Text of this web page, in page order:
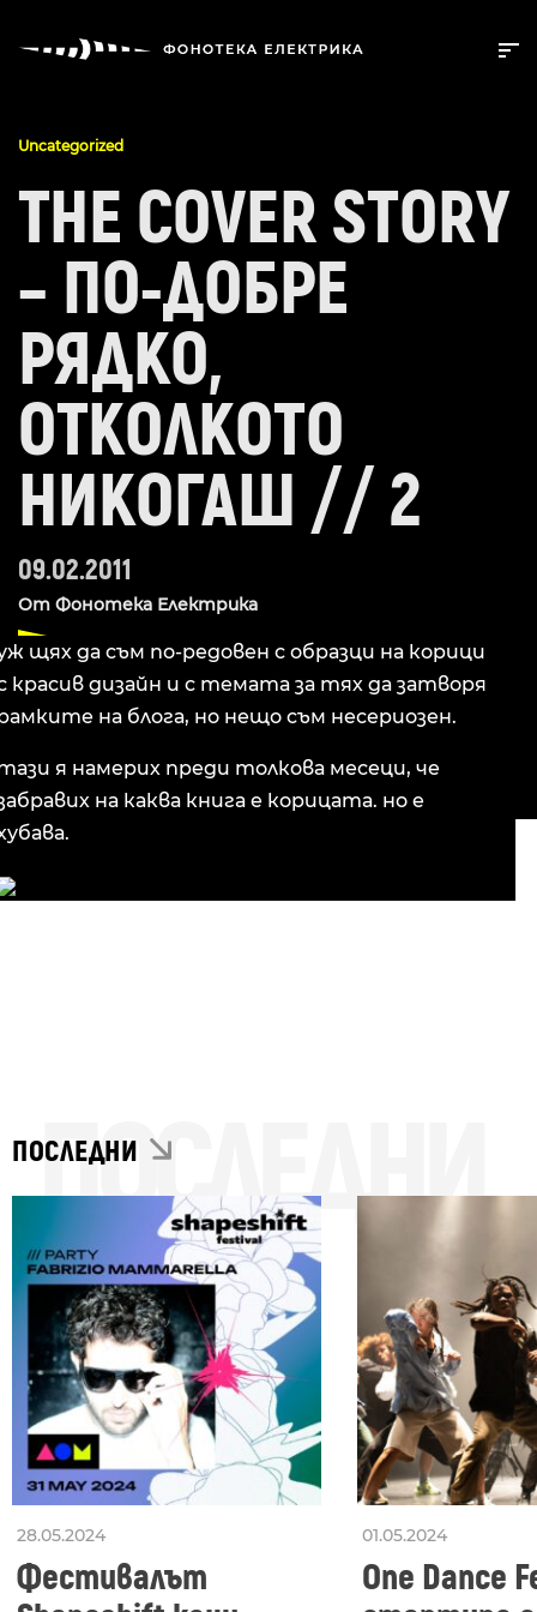
Uncategorized
THE COVER STORY
– ПО-ДОБРЕ
РЯДКО,
ОТКОЛКОТО
НИКОГАШ // 2
09.02.2011
От Фонотека Електрика
щях да съм по-редовен с образци на корици
красив дизайн и с темата за тях да затворя
на блога, но нещо съм несериозен.
я намерих преди толкова месеци, че
на каква книга е корицата. но е
ПОСЛЕДНИ
ПОСЛЕДНИ
28.05.2024
Фестивалът
01.05.2024
One Dance